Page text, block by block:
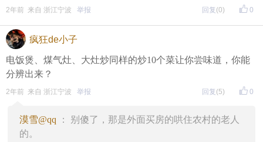
0
2年前 来自 浙江宁波 举报 回复 (0)
疯狂de小子
电饭煲、煤气灶、大灶炒同样的炒10个菜让你尝味道，你能
分辨出来？
0
2年前 来自 浙江宁波 举报 回复 (5)
漠雪@qq ： 别傻了，那是外面买房的哄住农村的老人
的。